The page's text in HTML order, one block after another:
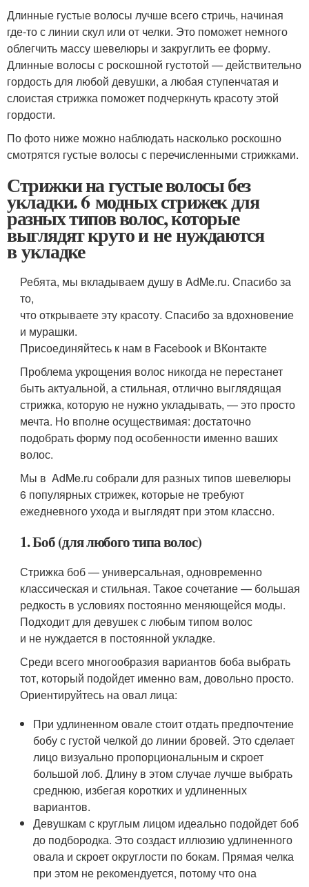
Длинные густые волосы лучше всего стричь, начиная
где-то с линии скул или от челки. Это поможет немного
облегчить массу шевелюры и закруглить ее форму.
Длинные волосы с роскошной густотой — действительно
гордость для любой девушки, а любая ступенчатая и
слоистая стрижка поможет подчеркнуть красоту этой
гордости.
По фото ниже можно наблюдать насколько роскошно
смотрятся густые волосы с перечисленными стрижками.
Стрижки на густые волосы без
укладки. 6 модных стрижек для
разных типов волос, которые
выглядят круто и не нуждаются
в укладке
Ребята, мы вкладываем душу в AdMe.ru. Cпасибо за
то,
что открываете эту красоту. Спасибо за вдохновение
и мурашки.
Присоединяйтесь к нам в Facebook и ВКонтакте
Проблема укрощения волос никогда не перестанет
быть актуальной, а стильная, отлично выглядящая
стрижка, которую не нужно укладывать, — это просто
мечта. Но вполне осуществимая: достаточно
подобрать форму под особенности именно ваших
волос.
Мы в AdMe.ru собрали для разных типов шевелюры
6 популярных стрижек, которые не требуют
ежедневного ухода и выглядят при этом классно.
1. Боб (для любого типа волос)
Стрижка боб — универсальная, одновременно
классическая и стильная. Такое сочетание — большая
редкость в условиях постоянно меняющейся моды.
Подходит для девушек с любым типом волос
и не нуждается в постоянной укладке.
Среди всего многообразия вариантов боба выбрать
тот, который подойдет именно вам, довольно просто.
Ориентируйтесь на овал лица:
При удлиненном овале стоит отдать предпочтение
бобу с густой челкой до линии бровей. Это сделает
лицо визуально пропорциональным и скроет
большой лоб. Длину в этом случае лучше выбрать
среднюю, избегая коротких и удлиненных
вариантов.
Девушкам с круглым лицом идеально подойдет боб
до подбородка. Это создаст иллюзию удлиненного
овала и скроет округлости по бокам. Прямая челка
при этом не рекомендуется, потому что она